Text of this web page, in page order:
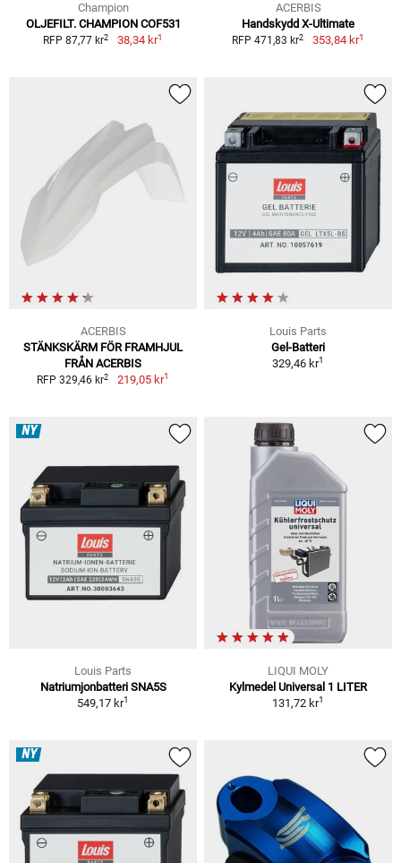
Champion
OLJEFILT. CHAMPION COF531
RFP 87,77 kr2 38,34 kr1
ACERBIS
Handskydd X-Ultimate
RFP 471,83 kr2 353,84 kr1
ACERBIS
STÄNKSKÄRM FÖR FRAMHJUL
FRÅN ACERBIS
RFP 329,46 kr2 219,05 kr1
Louis Parts
Gel-Batteri
329,46 kr1
NY
Louis Parts
Natriumjonbatteri SNA5S
549,17 kr1
LIQUI MOLY
Kylmedel Universal 1 LITER
131,72 kr1
NY